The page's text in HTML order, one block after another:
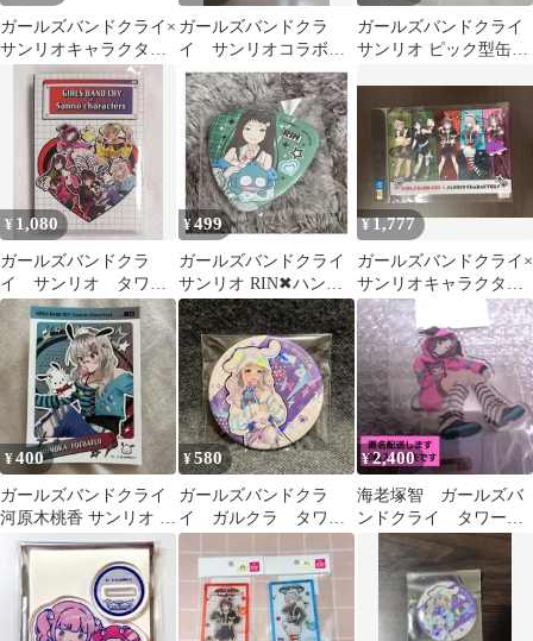
ガールズバンドクライ×
サンリオキャラクター
ズ 10 井芹仁菜×バッド
ばつ丸（コラボイラス
ト） アクリルスタンド
ガルクラ 新品 未開封品
正規品 Proxy OK
ガールズバンドクラ
イ サンリオコラボ
トゲトゲ アクリルク
リアカード 桃香
ガールズバンドクライ
サンリオ ピック型缶バ
¥ 1,080
ガールズバンドクラ
イ サンリオ タワレ
コ パタパタメモ
¥499
ガールズバンドクライ
サンリオ RIN✖︎ハンギ
ョドン ピック型缶バッ
ジ
¥1,777
ガールズバンドクライ×
サンリオキャラクター
ズ キャラクリアケー
ス A5サイズ
¥400
ガールズバンドクライ
河原木桃香 サンリオ ミ
ニブロマイド
¥580
ガールズバンドクラ
イ ガルクラ タワー
レコード サンリオ
缶バッジ アイ
¥2,400
海老塚智 ガールズバ
ンドクライ タワーレ
コード サンリオ ア
クリルスタンド